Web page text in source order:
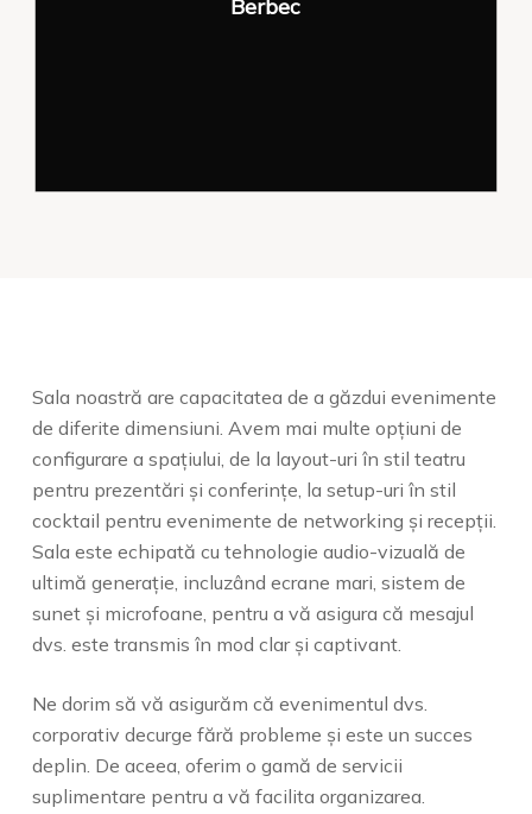
Berbec
Sala noastră are capacitatea de a găzdui evenimente
de diferite dimensiuni. Avem mai multe opțiuni de
configurare a spațiului, de la layout-uri în stil teatru
pentru prezentări și conferințe, la setup-uri în stil
cocktail pentru evenimente de networking și recepții.
Sala este echipată cu tehnologie audio-vizuală de
ultimă generație, incluzând ecrane mari, sistem de
sunet și microfoane, pentru a vă asigura că mesajul
dvs. este transmis în mod clar și captivant.
Ne dorim să vă asigurăm că evenimentul dvs.
corporativ decurge fără probleme și este un succes
deplin. De aceea, oferim o gamă de servicii
suplimentare pentru a vă facilita organizarea.